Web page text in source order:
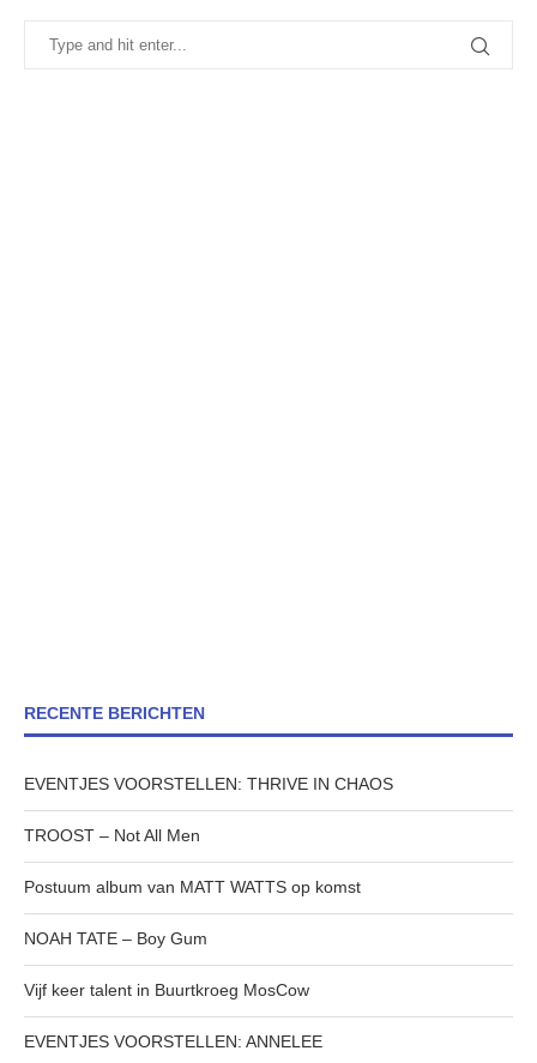
RECENTE BERICHTEN
EVENTJES VOORSTELLEN: THRIVE IN CHAOS
TROOST – Not All Men
Postuum album van MATT WATTS op komst
NOAH TATE – Boy Gum
Vijf keer talent in Buurtkroeg MosCow
EVENTJES VOORSTELLEN: ANNELEE